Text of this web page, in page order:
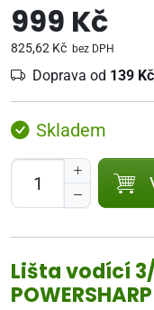
999 Kč
825,62 Kč bez DPH
Doprava od 139 Kč
Skladem
Lišta vodící
POWERSHARP